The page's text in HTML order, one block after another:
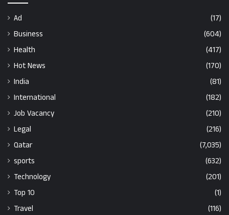
Ad
(17)
Business
(604)
Health
(417)
Hot News
(170)
India
(81)
International
(182)
Job Vacancy
(210)
Legal
(216)
Qatar
(7,035)
sports
(632)
Technology
(201)
Top 10
(1)
Travel
(116)